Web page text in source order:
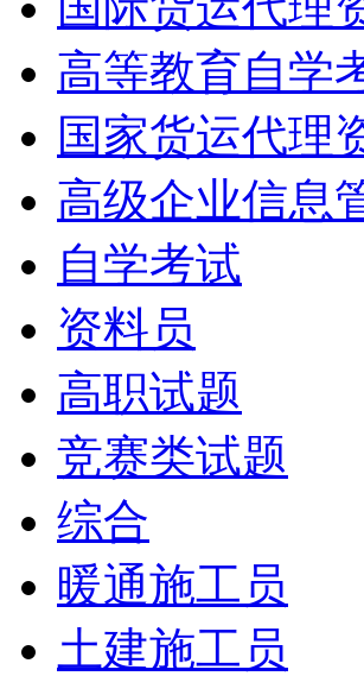
高等教育自学
国家货运代理
高级企业信息
自学考试
资料员
高职试题
竞赛类试题
综合
暖通施工员
土建施工员